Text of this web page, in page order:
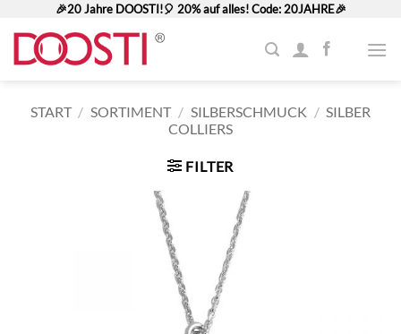
Inhalt
springen
🎉20 Jahre DOOSTI!🎈 20% auf alles! Code: 20JAHRE🎉
START / SORTIMENT / SILBERSCHMUCK / SILBER
COLLIERS
FILTER